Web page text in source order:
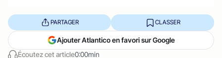
Écoutez cet article0:00min
PARTAGER CLASSER
Ajouter Atlantico en favori sur Google